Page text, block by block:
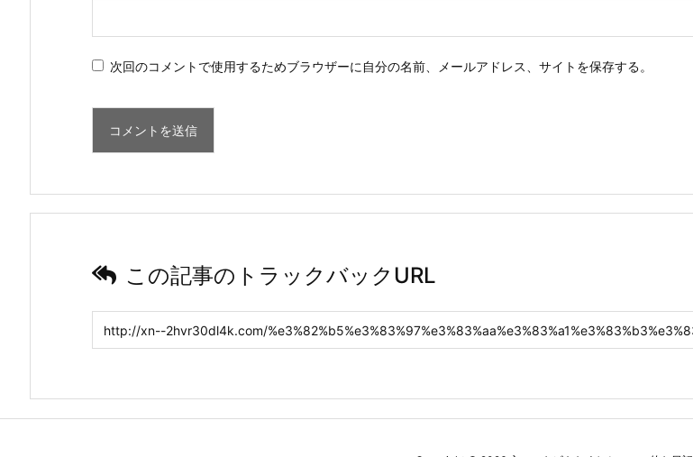
次回のコメントで使用するためブラウザーに自分の名前、メールアドレス、サイトを保存する。
この記事のトラックバックURL